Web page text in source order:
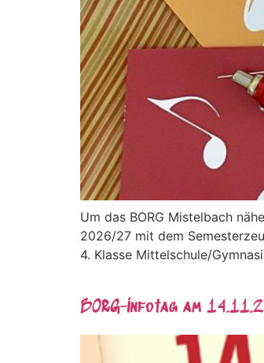
Um das BORG Mistelbach
2026/27 mit dem
4. Klasse Mittelschule/
BORG-Infotag am